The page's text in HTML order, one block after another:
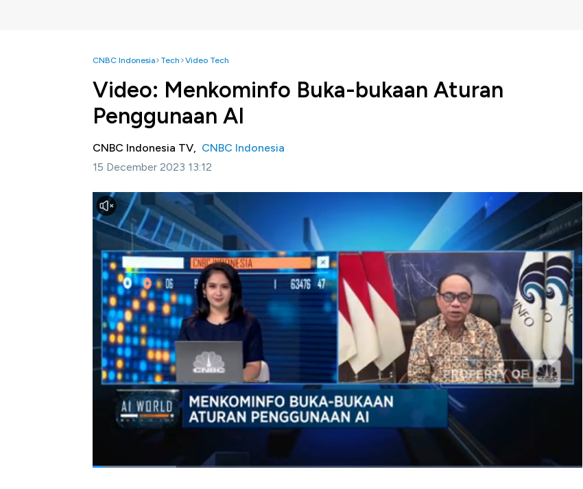
CNBC Indonesia Tech Video Tech
Video: Menkominfo Buka-bukaan Aturan
Penggunaan AI
CNBC Indonesia TV, CNBC Indonesia
15 December 2023 13:12
Jakarta, CNBC Indonesia- Kementerian Komunikasi dan Informatika akan menerbitkan aturan
khusus terkait penggunaan kecerdasan buatan atau AI.
Menteri Komunikasi dan Informatika Budi Arie mengatakan aturan tersebut berupa panduan
pengembangan dan pemanfaatan AI. Budi juga menyebut jika panduan tersebut ditargetkan bisa
diedarkan pada Desember 2023.
Selengkapnya saksikan dialog Shania Alatas bersama Menteri Komunikasi dan Informatika Budi Arie di
Program Profit, Jumat (15/12/2023).
Bagikan:
#menkominfo